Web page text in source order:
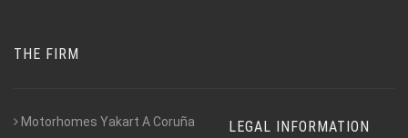
THE FIRM
Motorhomes Yakart A Coruña LEGAL INFORMATION